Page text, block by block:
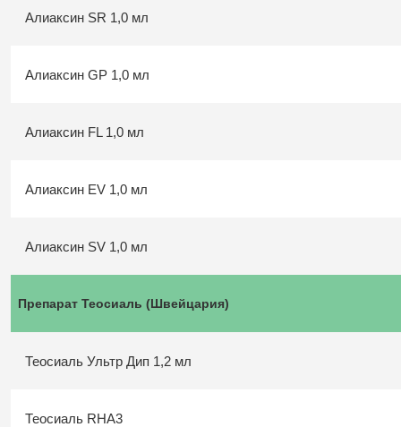
Алиаксин SR 1,0 мл
Алиаксин GP 1,0 мл
Алиаксин FL 1,0 мл
Алиаксин EV 1,0 мл
Алиаксин SV 1,0 мл
Препарат Теосиаль (Швейцария)
Теосиаль Ультр Дип 1,2 мл
Теосиаль RHA3